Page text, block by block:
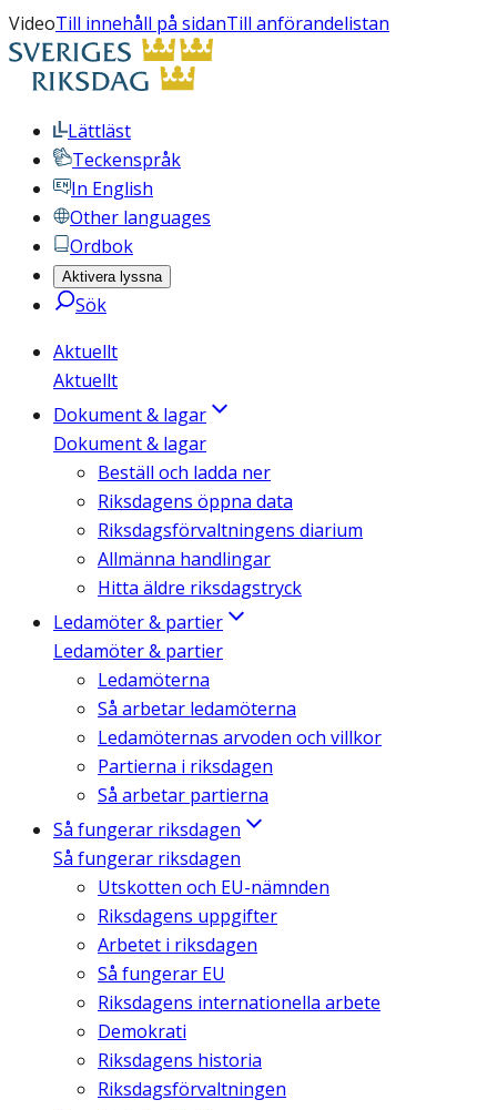
VideoTill innehåll på sidanTill anförandelistan
Lättläst
Teckenspråk
In English
Other languages
Ordbok
Aktivera lyssna
Sök
Aktuellt
Aktuellt
Dokument & lagar
Dokument & lagar
Beställ och ladda ner
Riksdagens öppna data
Riksdagsförvaltningens diarium
Allmänna handlingar
Hitta äldre riksdagstryck
Ledamöter & partier
Ledamöter & partier
Ledamöterna
Så arbetar ledamöterna
Ledamöternas arvoden och villkor
Partierna i riksdagen
Så arbetar partierna
Så fungerar riksdagen
Så fungerar riksdagen
Utskotten och EU-nämnden
Riksdagens uppgifter
Arbetet i riksdagen
Så fungerar EU
Riksdagens internationella arbete
Demokrati
Riksdagens historia
Riksdagsförvaltningen